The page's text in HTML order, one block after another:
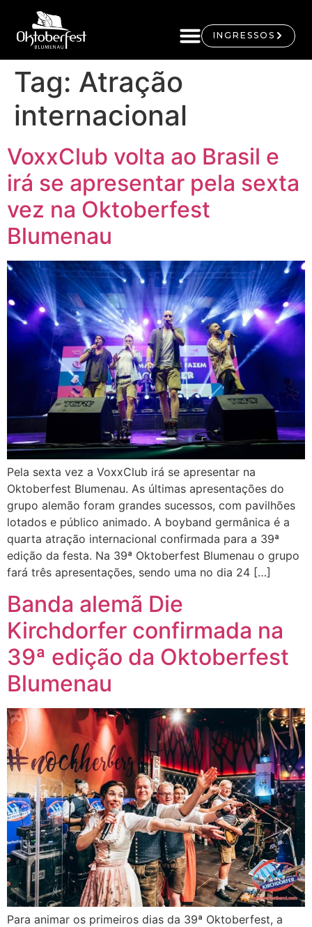
INGRESSOS
Tag: Atração
internacional
VoxxClub volta ao Brasil e
irá se apresentar pela sexta
vez na Oktoberfest
Blumenau
Pela sexta vez a VoxxClub irá se apresentar na
Oktoberfest Blumenau. As últimas apresentações do
grupo alemão foram grandes sucessos, com pavilhões
lotados e público animado. A boyband germânica é a
quarta atração internacional confirmada para a 39ª
edição da festa. Na 39ª Oktoberfest Blumenau o grupo
fará três apresentações, sendo uma no dia 24 […]
Banda alemã Die
Kirchdorfer confirmada na
39ª edição da Oktoberfest
Blumenau
Para animar os primeiros dias da 39ª Oktoberfest, a